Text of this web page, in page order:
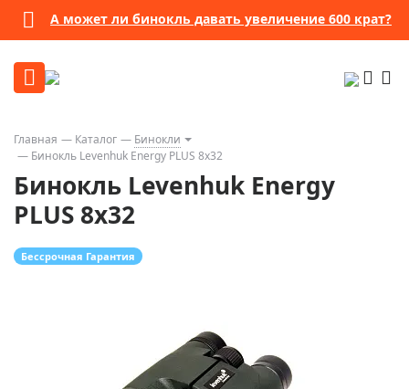
А может ли бинокль давать увеличение 600 крат?
Главная Каталог
Бинокли
Бинокль Levenhuk Energy PLUS 8x32
Бинокль Levenhuk Energy
PLUS 8x32
Бессрочная Гарантия